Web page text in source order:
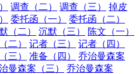
调查（二） 调查（三）
掉皮
委托函（一）
委托函（二）
（二） 沉默（三）
陈文（一）
二） 记者（三）
记者（四）
三） 准备（四）
乔治曼森案
曼森案（三）
乔治曼森案